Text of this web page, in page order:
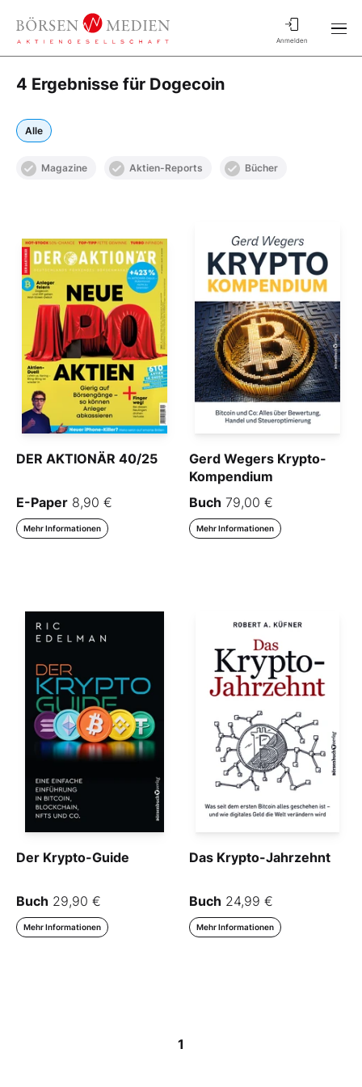
Anmelden
4 Ergebnisse für Dogecoin
Alle
Magazine Aktien-Reports Bücher
DER AKTIONÄR 40/25
E-Paper 8,90 €
Mehr Informationen
Gerd Wegers Krypto-
Kompendium
Buch 79,00 €
Mehr Informationen
Der Krypto-Guide
Buch 29,90 €
Mehr Informationen
Das Krypto-Jahrzehnt
Buch 24,99 €
Mehr Informationen
1